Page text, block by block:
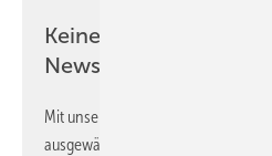
Keine Zeit? Kein
Newsletter!
Mit unserem Newsletter erhalten
ausgewählte Informationen und